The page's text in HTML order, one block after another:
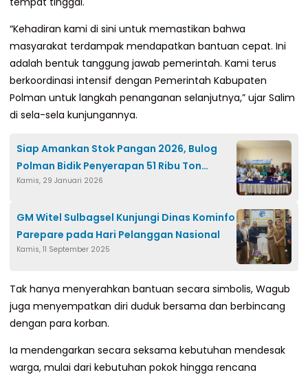
“Kehadiran kami di sini untuk memastikan bahwa
masyarakat terdampak mendapatkan bantuan cepat. Ini
adalah bentuk tanggung jawab pemerintah. Kami terus
berkoordinasi intensif dengan Pemerintah Kabupaten
Polman untuk langkah penanganan selanjutnya,” ujar Salim
di sela-sela kunjungannya.
Siap Amankan Stok Pangan 2026, Bulog
Polman Bidik Penyerapan 51 Ribu Ton
Gabah Petani
Kamis, 29 Januari 2026
GM Witel Sulbagsel Kunjungi Dinas Kominfo
Parepare pada Hari Pelanggan Nasional
Kamis, 11 September 2025
Tak hanya menyerahkan bantuan secara simbolis, Wagub
juga menyempatkan diri duduk bersama dan berbincang
dengan para korban.
Ia mendengarkan secara seksama kebutuhan mendesak
warga, mulai dari kebutuhan pokok hingga rencana